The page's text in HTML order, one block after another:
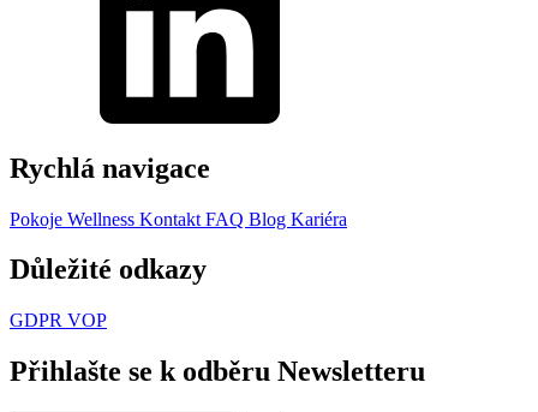
Rychlá navigace
Pokoje Wellness Kontakt FAQ Blog Kariéra
Důležité odkazy
GDPR VOP
Přihlašte se k odběru Newsletteru